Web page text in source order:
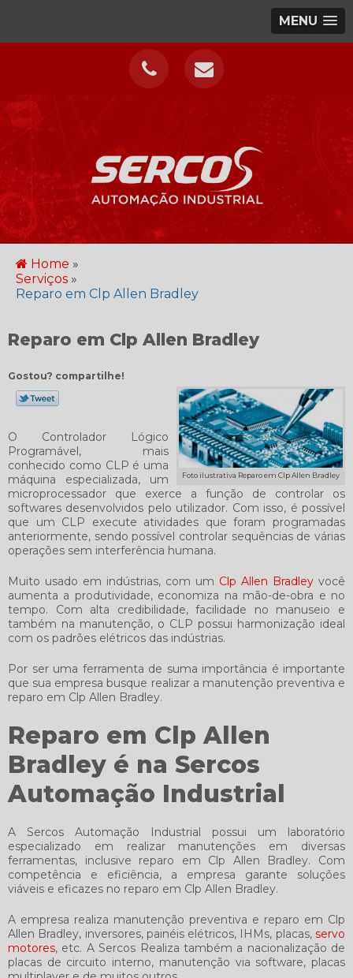
MENU
Home »
Serviços »
Reparo em Clp Allen Bradley
Reparo em Clp Allen Bradley
Gostou? compartilhe!
Foto ilustrativa Reparo em Clp Allen Bradley
O Controlador Lógico
Programável, mais
conhecido como CLP é uma
máquina especializada, um
microprocessador que exerce a função de controlar os
softwares desenvolvidos pelo utilizador. Com isso, é possível
que um CLP execute atividades que foram programadas
anteriormente, sendo possível controlar sequências de várias
operações sem interferência humana.
Muito usado em indústrias, com um Clp Allen Bradley você
aumenta a produtividade, economiza na mão-de-obra e no
tempo. Com alta credibilidade, facilidade no manuseio e
também na manutenção, o CLP possui harmonização ideal
com os padrões elétricos das indústrias.
Por ser uma ferramenta de suma importância é importante
que sua empresa busque realizar a manutenção preventiva e
reparo em Clp Allen Bradley.
Reparo em Clp Allen
Bradley é na Sercos
Automação Industrial
A Sercos Automação Industrial possui um laboratório
especializado em realizar manutenções em diversas
ferramentas, inclusive reparo em Clp Allen Bradley. Com
competência e eficiência, a empresa garante soluções
viáveis e eficazes no reparo em Clp Allen Bradley.
A empresa realiza manutenção preventiva e reparo em Clp
Allen Bradley, inversores, painéis elétricos, IHMs, placas,servo
motores, etc. A Sercos Realiza também a nacionalização de
placas de circuito interno, manutenção via software, placas